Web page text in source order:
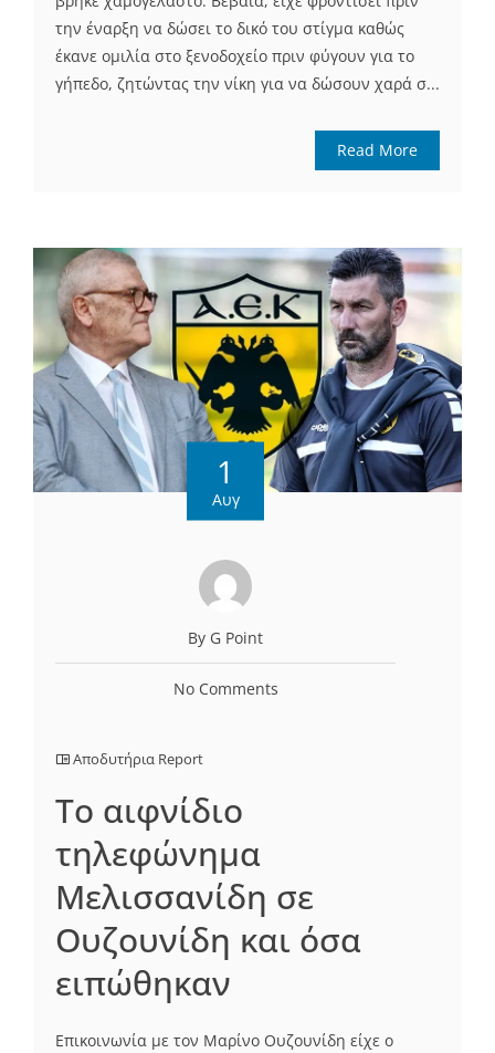
την έναρξη να δώσει το δικό του στίγμα καθώς
έκανε ομιλία στο ξενοδοχείο πριν φύγουν για το
γήπεδο, ζητώντας την νίκη για να δώσουν χαρά σ...
Read More
1
Αυγ
By G Point
No Comments
Αποδυτήρια Report
Το αιφνίδιο
τηλεφώνημα
Μελισσανίδη σε
Ουζουνίδη και όσα
ειπώθηκαν
Επικοινωνία με τον Μαρίνο Ουζουνίδη είχε ο